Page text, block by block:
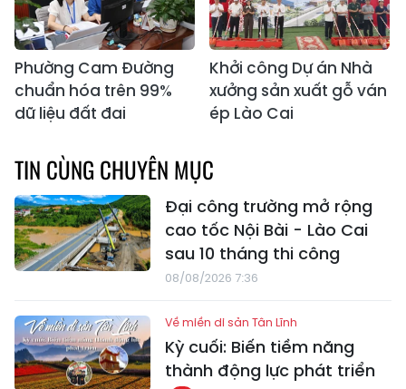
Phường Cam Đường
chuẩn hóa trên 99%
dữ liệu đất đai
Khởi công Dự án Nhà
xưởng sản xuất gỗ ván
ép Lào Cai
TIN CÙNG CHUYÊN MỤC
Đại công trường mở rộng
cao tốc Nội Bài - Lào Cai
sau 10 tháng thi công
08/08/2026 7:36
Về miền di sản Tân Lĩnh
Kỳ cuối: Biến tiềm năng
thành động lực phát triển